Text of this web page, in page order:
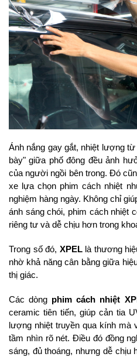
Ánh nắng gay gắt, nhiệt lượng
bày" giữa phố đông đều ảnh
của người ngồi bên trong. Đó
xe lựa chọn phim cách nhiệt
nghiệm hàng ngày. Không chỉ
ánh sáng chói, phim cách nhiệt
riêng tư và dễ chịu hơn trong
Trong số đó, XPEL là thương
nhờ khả năng cân bằng giữa
thị giác.
Các dòng phim cách nhiệt
ceramic tiên tiến, giúp cản tia
lượng nhiệt truyền qua kính
tầm nhìn rõ nét. Điều đó đồng
sáng, đủ thoáng, nhưng dễ chịu